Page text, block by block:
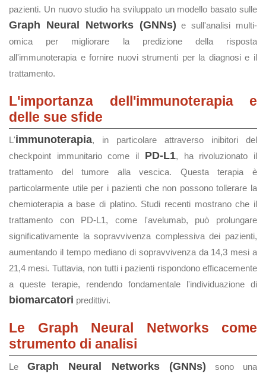
pazienti. Un nuovo studio ha sviluppato un modello basato sulle
Graph Neural Networks (GNNs) e sull'analisi multi-
omica per migliorare la predizione della risposta
all'immunoterapia e fornire nuovi strumenti per la diagnosi e il
trattamento.
L'importanza dell'immunoterapia e
delle sue sfide
L'immunoterapia, in particolare attraverso inibitori del
checkpoint immunitario come il PD-L1, ha rivoluzionato il
trattamento del tumore alla vescica. Questa terapia è
particolarmente utile per i pazienti che non possono tollerare la
chemioterapia a base di platino. Studi recenti mostrano che il
trattamento con PD-L1, come l'avelumab, può prolungare
significativamente la sopravvivenza complessiva dei pazienti,
aumentando il tempo mediano di sopravvivenza da 14,3 mesi a
21,4 mesi. Tuttavia, non tutti i pazienti rispondono efficacemente
a queste terapie, rendendo fondamentale l'individuazione di
biomarcatori predittivi.
Le Graph Neural Networks come
strumento di analisi
LeGraph Neural Networks (GNNs) sono una